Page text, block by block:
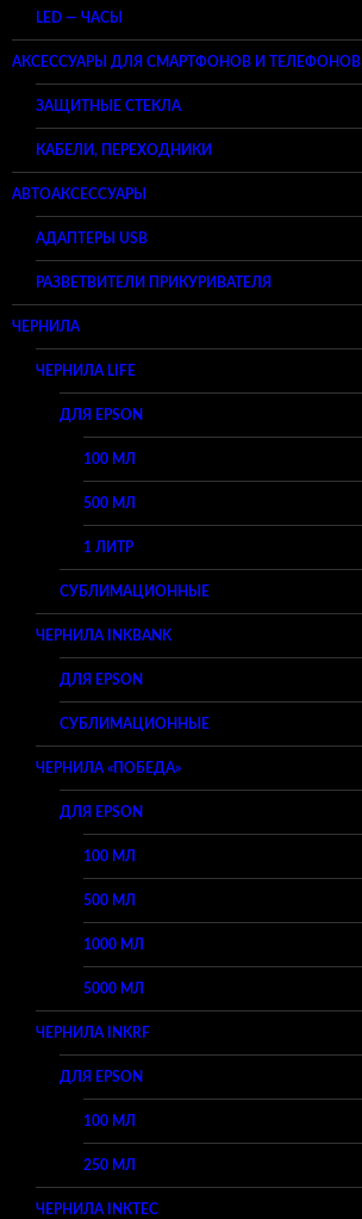
LED — ЧАСЫ
АКСЕССУАРЫ ДЛЯ СМАРТФОНОВ И ТЕЛЕФОНОВ
ЗАЩИТНЫЕ СТЕКЛА
КАБЕЛИ, ПЕРЕХОДНИКИ
АВТОАКСЕССУАРЫ
АДАПТЕРЫ USB
РАЗВЕТВИТЕЛИ ПРИКУРИВАТЕЛЯ
ЧЕРНИЛА
ЧЕРНИЛА LIFE
ДЛЯ EPSON
100 МЛ
500 МЛ
1 ЛИТР
СУБЛИМАЦИОННЫЕ
ЧЕРНИЛА INKBANK
ДЛЯ EPSON
СУБЛИМАЦИОННЫЕ
ЧЕРНИЛА «ПОБЕДА»
ДЛЯ EPSON
100 МЛ
500 МЛ
1000 МЛ
5000 МЛ
ЧЕРНИЛА INKRF
ДЛЯ EPSON
100 МЛ
250 МЛ
ЧЕРНИЛА INKTEC